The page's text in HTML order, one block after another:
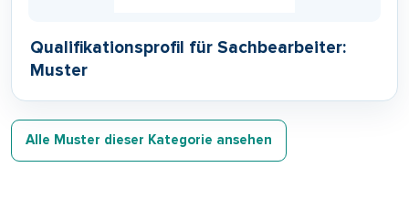
Qualifikationsprofil für Sachbearbeiter:
Muster
Alle Muster dieser Kategorie ansehen